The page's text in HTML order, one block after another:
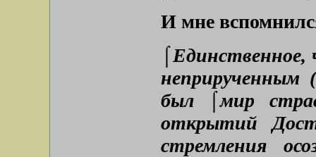
И мне
⌠Единственное,
неприрученным
был ⌠мир
открытий
стремления